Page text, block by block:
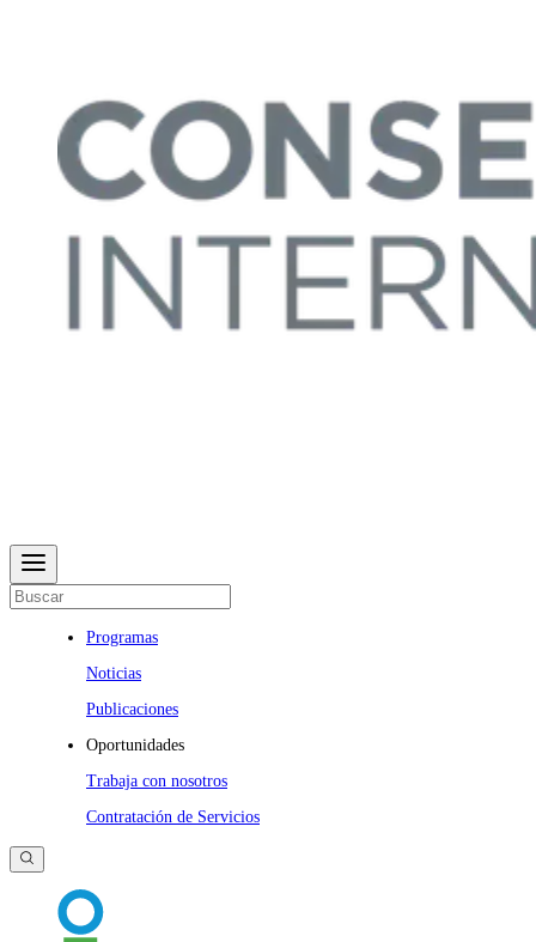
Programas
Noticias
Publicaciones
Oportunidades
Trabaja con nosotros
Contratación de Servicios